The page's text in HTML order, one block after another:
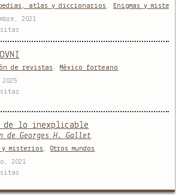
atlas y diccionarios ,
Enigmas y
2021
de revistas , México forteano
lo inexplicable
de Georges H. Gallet
y misterios ,Otros mundos
2021